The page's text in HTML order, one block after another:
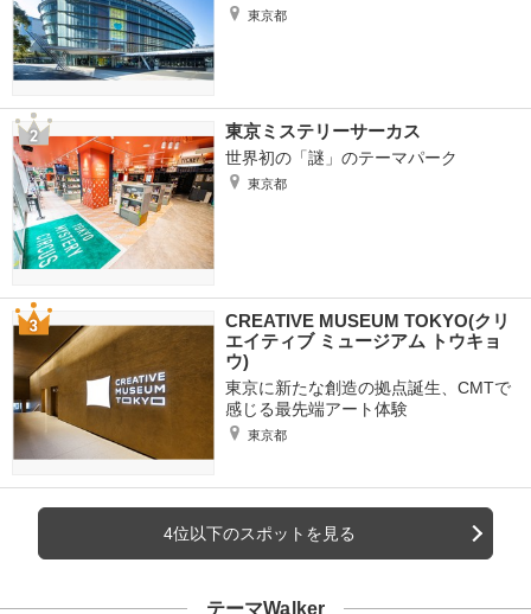
東京都
東京ミステリーサーカス
世界初の「謎」のテーマパーク
東京都
CREATIVE MUSEUM TOKYO(クリ
エイティブ ミュージアム トウキョ
ウ)
東京に新たな創造の拠点誕生、CMTで
感じる最先端アート体験
東京都
4位以下のスポットを見る
テーマWalker